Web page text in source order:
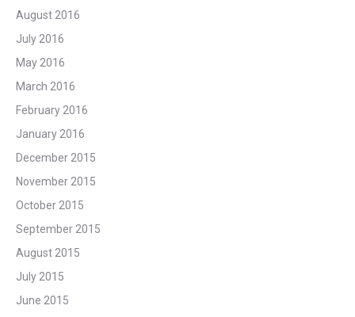
August 2016
July 2016
May 2016
March 2016
February 2016
January 2016
December 2015
November 2015
October 2015
September 2015
August 2015
July 2015
June 2015